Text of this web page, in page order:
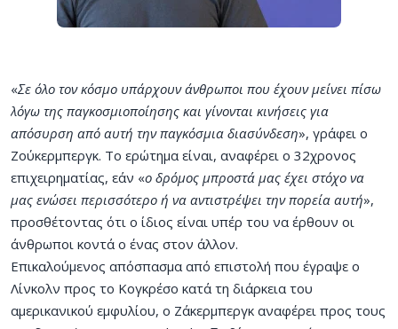
«Σε όλο τον κόσμο υπάρχουν άνθρωποι που έχουν μείνει πίσω
λόγω της παγκοσμιοποίησης και γίνονται κινήσεις για
απόσυρση από αυτή την παγκόσμια διασύνδεση», γράφει ο
Ζούκερμπεργκ. Το ερώτημα είναι, αναφέρει ο 32χρονος
επιχειρηματίας, εάν «ο δρόμος μπροστά μας έχει στόχο να
μας ενώσει περισσότερο ή να αντιστρέψει την πορεία αυτή»,
προσθέτοντας ότι ο ίδιος είναι υπέρ του να έρθουν οι
άνθρωποι κοντά ο ένας στον άλλον.
Επικαλούμενος απόσπασμα από επιστολή που έγραψε ο
Λίνκολν προς το Κογκρέσο κατά τη διάρκεια του
αμερικανικού εμφυλίου, ο Ζάκερμπεργκ αναφέρει προς τους